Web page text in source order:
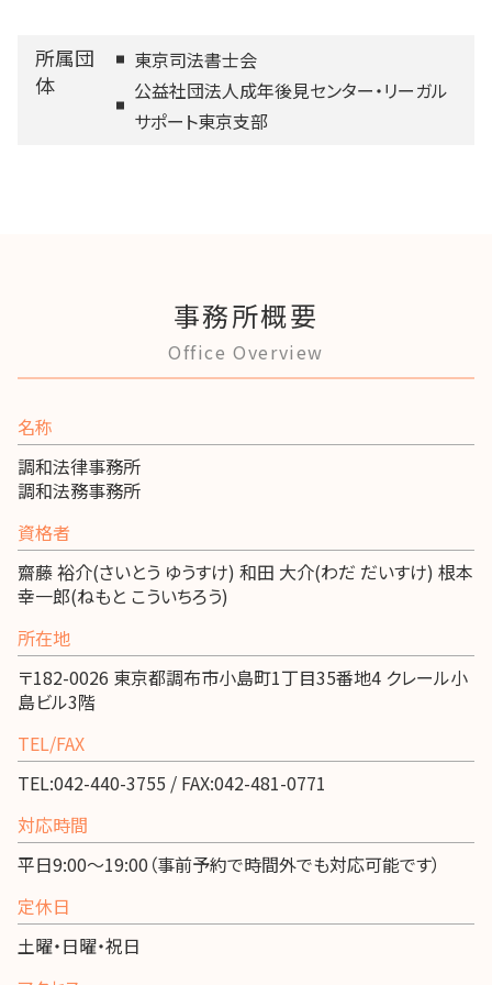
所属団
体
東京司法書士会
公益社団法人成年後見センター・リーガル
サポート東京支部
事務所概要
Office Overview
名称
調和法律事務所
調和法務事務所
資格者
齋藤 裕介(さいとう ゆうすけ) 和田 大介(わだ だいすけ) 根本
幸一郎(ねもと こういちろう)
所在地
〒182-0026 東京都調布市小島町1丁目35番地4 クレール小
島ビル3階
TEL/FAX
TEL:042-440-3755 / FAX:042-481-0771
対応時間
平日9:00～19:00（事前予約で時間外でも対応可能です）
定休日
土曜・日曜・祝日